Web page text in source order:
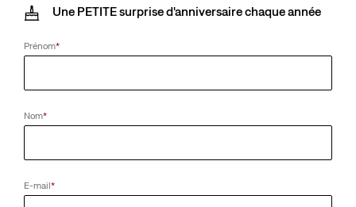
Une PETITE surprise d'anniversaire chaque année
Prénom*
Nom*
E-mail*